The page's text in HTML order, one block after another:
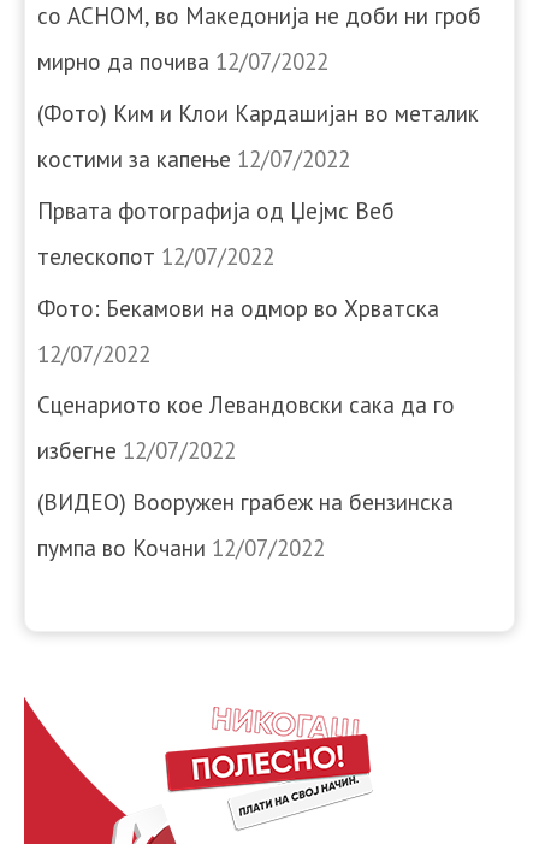
со АСНОМ, во Македонија не доби ни гроб
мирно да почива 12/07/2022
(Фото) Ким и Клои Кардашијан во металик
костими за капење 12/07/2022
Првата фотографија од Џејмс Веб
телескопот 12/07/2022
Фото: Бекамови на одмор во Хрватска
12/07/2022
Сценариото кое Левандовски сака да го
избегне 12/07/2022
(ВИДЕО) Вооружен грабеж на бензинска
пумпа во Кочани 12/07/2022